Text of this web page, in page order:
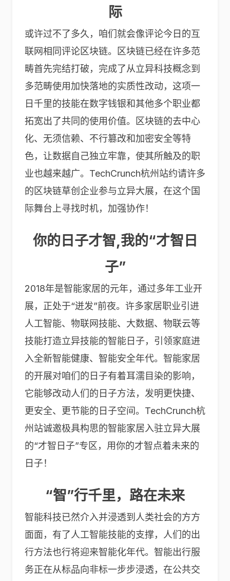
际
或许过不了多久，咱们就会像评论今日的互
联网相同评论区块链。区块链已经在许多范
畴首先完结打破，完成了从立异科技概念到
多范畴使用加快落地的实质性改动，这项一
日千里的技能在数字钱银和其他多个职业都
拓宽出了共同的使用价值。区块链的去中心
化、无须信赖、不行篡改和加密安全等特
色，让数据自己独立牢靠，使其所触及的职
业也越来越广。TechCrunch杭州站约请许多
的区块链草创企业参与立异大展，在这个国
际舞台上寻找时机，加强协作！
你的日子才智,我的“才智日
子”
2018年是智能家居的元年，通过多年工业开
展，正处于“迸发”前夜。许多家居职业引进
人工智能、物联网技能、大数据、物联云等
技能打造立异技能的智能日子，引领家庭进
入全新智能健康、智能安全年代。智能家居
的开展对咱们的日子有着耳濡目染的影响，
它能够改动人们的日子方法，发明更快捷、
更安全、更节能的日子空间。TechCrunch杭
州站诚邀极具构思的智能家居入驻立异大展
的“才智日子”专区，用你的才智点着未来的
日子！
“智”行千里，路在未来
智能科技已然介入并浸透到人类社会的方方
面面，有了人工智能技能的支撑，人们的出
行方法也行将迎来智能化年代。智能出行服
务正在从标品向非标一步步浸透，在公共交